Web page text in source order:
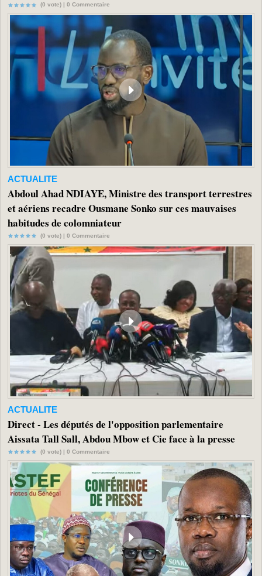
(0 vote) | 0 Commentaire
ACTUALITE
Abdoul Ahad NDIAYE, Ministre des transport terrestres
et aériens recadre Ousmane Sonko sur ces mauvaises
habitudes de colomniateur
(0 vote) | 0 Commentaire
ACTUALITE
Direct - Les députés de l'opposition parlementaire
Aissata Tall Sall, Abdou Mbow et Cie face à la presse
(0 vote) | 0 Commentaire